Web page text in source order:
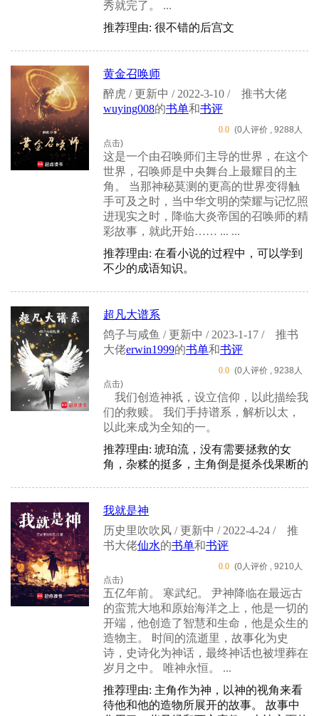
秀就完了。 ...
推荐理由: 很不错的后宫文
黄金召唤师
醉虎 / 更新中 / 2022-3-10 /
推书大佬
wuying008的书单和书评
0.0 (0人评价 , 9288人
点击)
这是一个由召唤师们主导的世界，在这个
世界，召唤师是中央舞台上最耀目的主
角。 当那神秘莫测的更高的世界变得触
手可及之时，当中华文明的荣耀与记忆照
进现实之时，降临大炎帝国的召唤师的精
彩故事，就此开始…… ... ...
推荐理由: 在看小说的过程中，可以学到
不少的成语知识。
超凡大谱系
鸽子与咸鱼 / 更新中 / 2023-1-17 /
推书
大佬erwin1999的书单和书评
0.0 (0人评价 , 9238人
点击)
我们创造神祇，设立信仰，以此描绘我
们的救赎。 我们手持谱系，解析以太，
以此来成为全知的一。
推荐理由: 琥珀流，没有需要拯救的女
角，杂糅的挺多，主角倒是挺杀伐果断的
我就是神
历史里吹吹风 / 更新中 / 2022-4-24 /
推
书大佬仙水的书单和书评
0.0 (0人评价 , 9210人
点击)
五亿年前。 寒武纪。 尹神降临在最远古
的蛮荒大地和原始海洋之上，他是一切的
开端，他创造了智慧和生命，他是众生的
造物主。 时间的流逝里，故事化为史
诗，史诗化为神话，最终神话也被埋葬在
岁月之中。 唯神永恒。 ...
推荐理由: 主角作为神，以神的视角来看
待他和他的造物所展开的故事。 故事中